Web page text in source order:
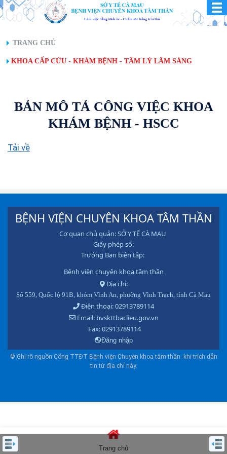
TRANG CHỦ
KHOA CẤP CỨU - KHÁM BỆNH - TÂM LÝ LÂM SÀNG
BẢN MÔ TẢ CÔNG VIỆC KHOA
KHÁM BỆNH - HSCC
Tải về
BỆNH VIỆN CHUYÊN KHOA TÂM THẦN
Cơ quan chủ quản: SỞ Y TẾ CÀ MAU
Giấy phép số:
Trưởng Ban biên tập:
Bệnh viện chuyên khoa tâm thần
Địa chỉ:
Số 559, Quốc lộ 91B, khóm Vĩnh An, phường Vĩnh Trạch, tỉnh Cà Mau
Điện thoại: 02913789114
Email: bvskttbaclieu.gov.vn
Fax: 02913789114
Đăng nhập
© Ghi rõ nguồn Cổng TTĐT Bệnh viện Chuyên khoa tâm thần khi trích dẫn
tin từ địa chỉ này.
Trang chủ